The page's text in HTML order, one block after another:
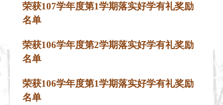
荣获107学年度第1学期落实好学有礼奖励
名单
荣获106学年度第2学期落实好学有礼奖励
名单
荣获106学年度第1学期落实好学有礼奖励
名单